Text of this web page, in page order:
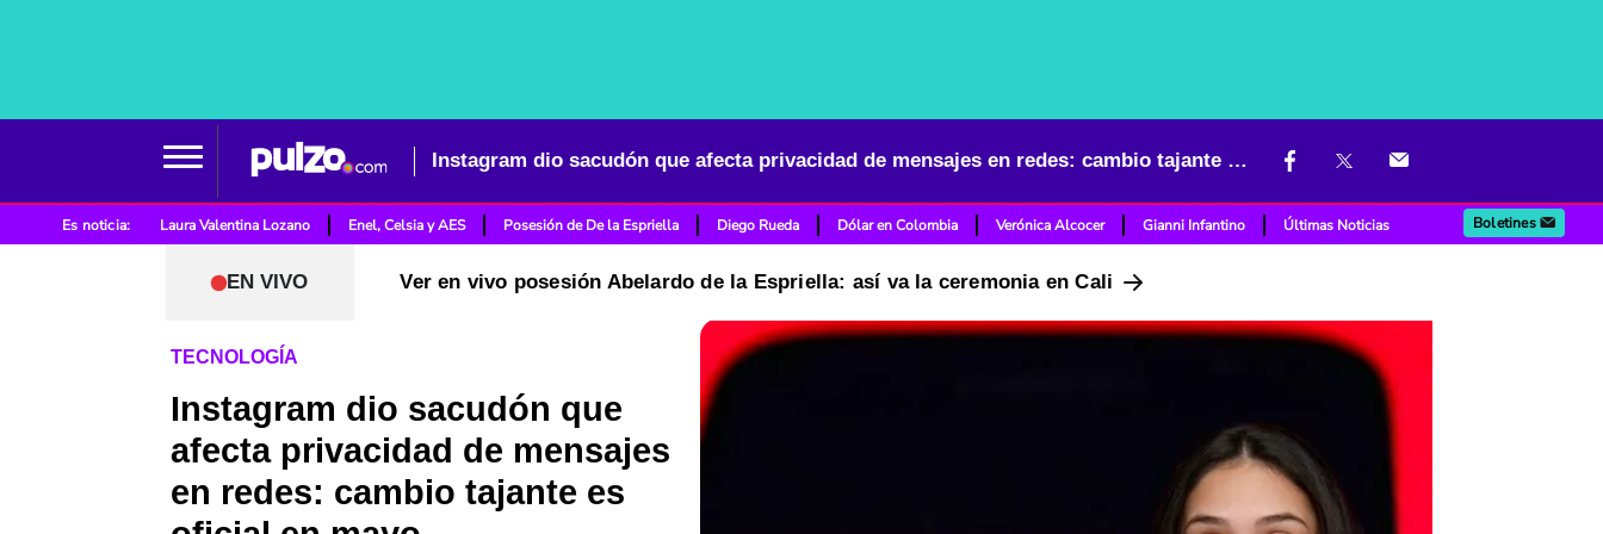
Instagram dio sacudón que afecta privacidad de mensajes en redes: cambio tajante es oficial en mayo
Es noticia: Laura Valentina Lozano Enel, Celsia y AES Posesión de De la Espriella Diego Rueda Dólar en Colombia Verónica Alcocer Gianni Infantino Últimas Noticias Boletines
EN VIVO Ver en vivo posesión Abelardo de la Espriella: así va la ceremonia en Cali
TECNOLOGÍA
Instagram dio sacudón que
afecta privacidad de mensajes
en redes: cambio tajante es